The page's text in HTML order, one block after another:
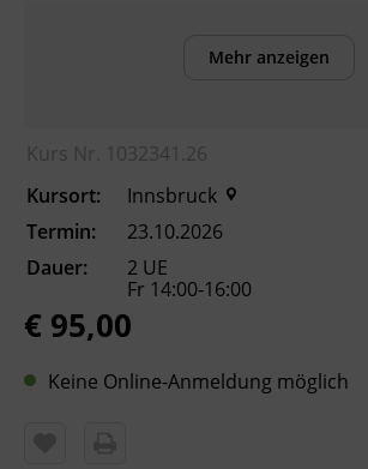
Veranstaltungsort
BFI Tirol Bildungszentrum
Ing.-Etzel-Straße 7
Terminübersicht
Mehr anzeigen
Kurs Nr. 1032341.26
Kursort:
Innsbruck
Termin:
23.10.2026
Dauer:
2 UE
Fr 14:00-16:00
€ 95,00
Keine Online-Anmeldung möglich